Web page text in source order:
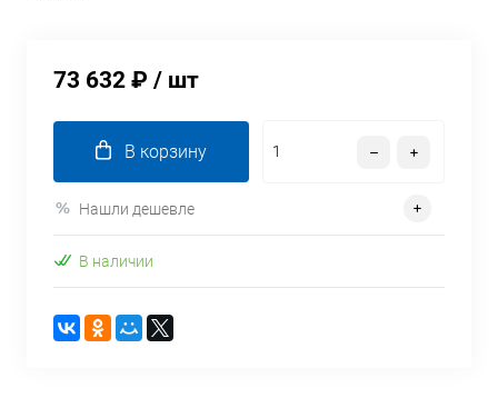
73 632 ₽ / шт
В корзину
Нашли дешевле
В наличии